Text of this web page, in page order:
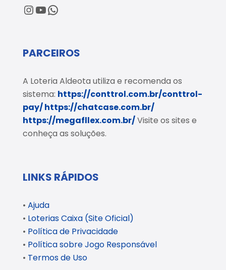
@loteriaaldeota
@loteriaaldeota
Central de Atendimento
PARCEIROS
A Loteria Aldeota utiliza e recomenda os
sistema: https://conttrol.com.br/conttrol-
pay/https://chatcase.com.br/
https://megafllex.com.br/Visite os sites e
conheça as soluções.
LINKS RÁPIDOS
• Ajuda
• Loterias Caixa (Site Oficial)
• Política de Privacidade
• Política sobre Jogo Responsável
• Termos de Uso